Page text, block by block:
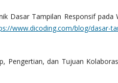
Dasar Tampilan Responsif pada
www.dicoding.com/blog/dasar-
Pengertian, dan Tujuan